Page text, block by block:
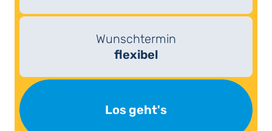
Wunschtermin
flexibel
Los geht's